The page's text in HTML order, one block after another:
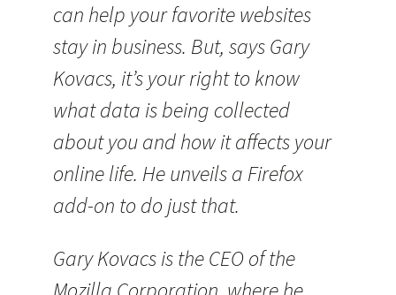
can help your favorite websites
stay in business. But, says Gary
Kovacs, it’s your right to know
what data is being collected
about you and how it affects your
online life. He unveils a Firefox
add-on to do just that.
Gary Kovacs is the CEO of the